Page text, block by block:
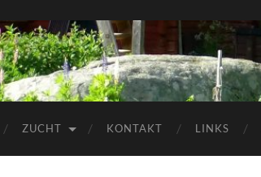
ZUCHT KONTAKT LINKS